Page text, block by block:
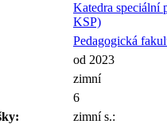
Katedra speciální
KSP)
Pedagogická
od 2023
zimní
6
zimní s.: